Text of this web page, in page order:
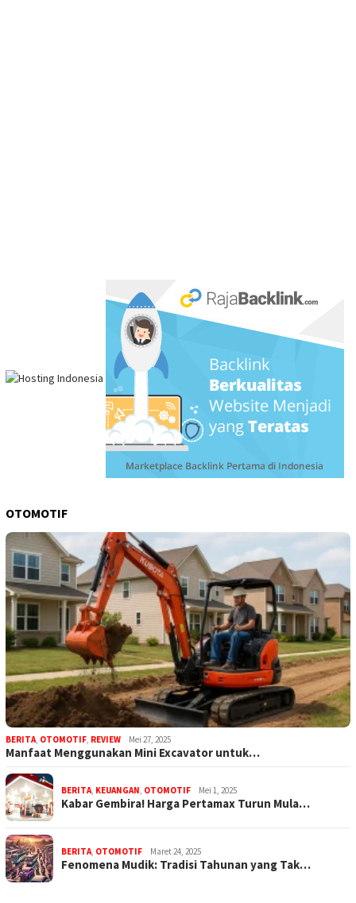
OTOMOTIF
BERITA, OTOMOTIF, REVIEW Mei 27, 2025
Manfaat Menggunakan Mini Excavator untuk…
BERITA, KEUANGAN, OTOMOTIF Mei 1, 2025
Kabar Gembira! Harga Pertamax Turun Mula…
BERITA, OTOMOTIF Maret 24, 2025
Fenomena Mudik: Tradisi Tahunan yang Tak…